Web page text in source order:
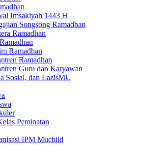
Imsakiyah 1443 H
Songsong Ramadhan
Ramadhan
Ramadhan
Ramadhan
Guru dan Karyawan
Sosial, dan LazisMU
Peminatan
IPM Muchild